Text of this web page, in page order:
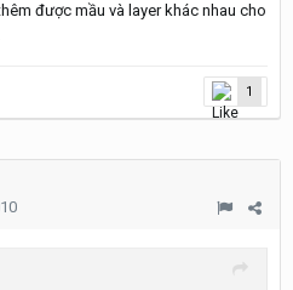
được mầu và layer khác nhau cho
1